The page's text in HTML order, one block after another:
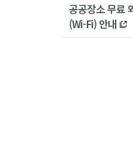
공공장소 무료
(Wi-Fi) 안내